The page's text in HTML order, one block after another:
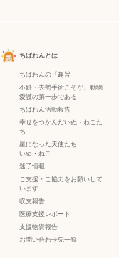
ちばわんとは
ちばわんの「趣旨」
不妊・去勢手術こそが、動物
愛護の第一歩である
ちばわん活動報告
幸せをつかんだいぬ・ねこた
ち
星になった天使たち
いぬ ・ ねこ
迷子情報
ご支援・ご協力をお願いして
います
収支報告
医療支援レポート
支援物資報告
お問い合わせ先一覧